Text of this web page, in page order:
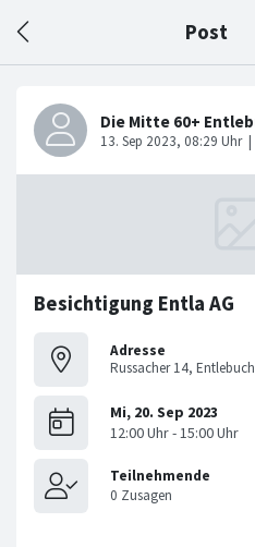
Post
Besichtigung Entla AG
Adresse
Russacher 14, Entlebuch